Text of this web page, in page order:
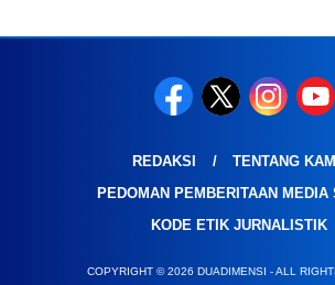
REDAKSI
TENTANG
PEDOMAN PEMBERITAAN MEDIA
KODE ETIK JURNALISTIK
COPYRIGHT © 2026 DUADIMENSI - ALL